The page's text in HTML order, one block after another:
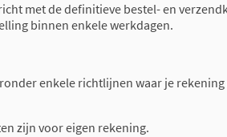
met de definitieve bestel- en
binnen enkele werkdagen.
enkele richtlijnen waar je
zijn voor eigen rekening.